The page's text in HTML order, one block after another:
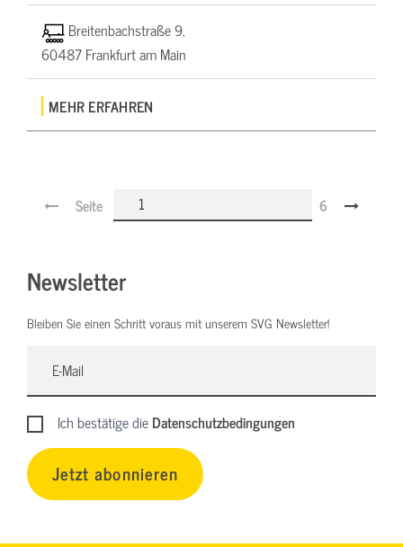
Breitenbachstraße 9,
60487 Frankfurt am Main
MEHR ERFAHREN
Seite 6
Newsletter
Bleiben Sie einen Schritt voraus mit unserem SVG Newsletter!
Ich bestätige dieDatenschutzbedingungen
Jetzt abonnieren